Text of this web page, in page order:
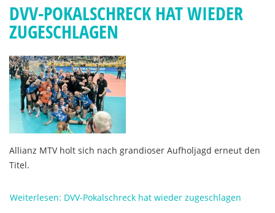
DVV-POKALSCHRECK HAT WIEDER
ZUGESCHLAGEN
Allianz MTV holt sich nach grandioser Aufholjagd erneut den
Titel.
Weiterlesen: DVV-Pokalschreck hat wieder zugeschlagen